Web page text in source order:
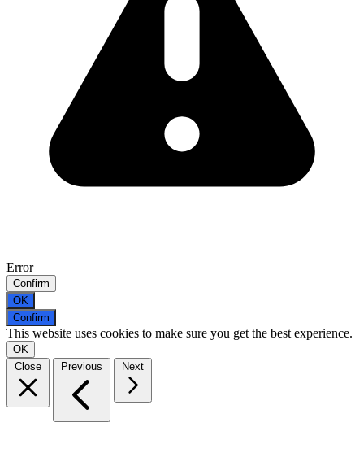
Error
Confirm
OK
Confirm
This website uses cookies to make sure you get the best experience.
OK
Close
Previous Next